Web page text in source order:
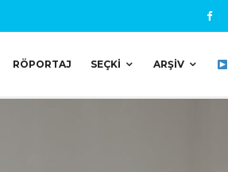
RÖPORTAJ SEÇKI ARŞIV